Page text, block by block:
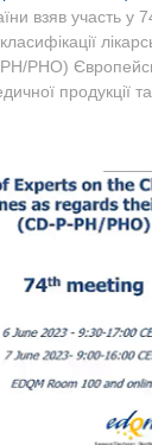
взяв участь у
PHO)
продукції